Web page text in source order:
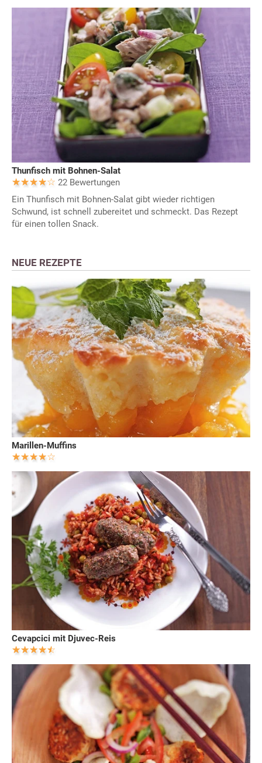
Thunfisch mit Bohnen-Salat
22 Bewertungen
Ein Thunfisch mit Bohnen-Salat gibt wieder richtigen
Schwund, ist schnell zubereitet und schmeckt. Das Rezept
für einen tollen Snack.
NEUE REZEPTE
Marillen-Muffins
Cevapcici mit Djuvec-Reis